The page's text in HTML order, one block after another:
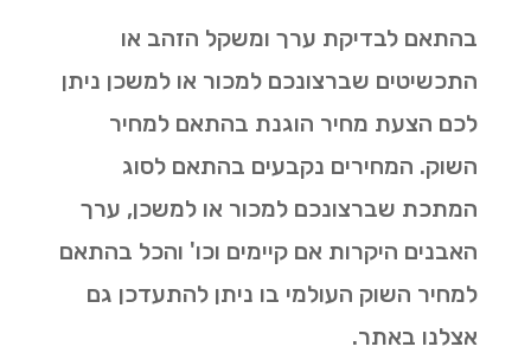
בהתאם לבדיקת ערך ומשקל הזהב או
התכשיטים שברצונכם למכור או למשכן ניתן
לכם הצעת מחיר הוגנת בהתאם למחיר
השוק. המחירים נקבעים בהתאם לסוג
המתכת שברצונכם למכור או למשכן, ערך
האבנים היקרות אם קיימים וכו' והכל בהתאם
למחיר השוק העולמי בו ניתן להתעדכן גם
אצלנו באתר.